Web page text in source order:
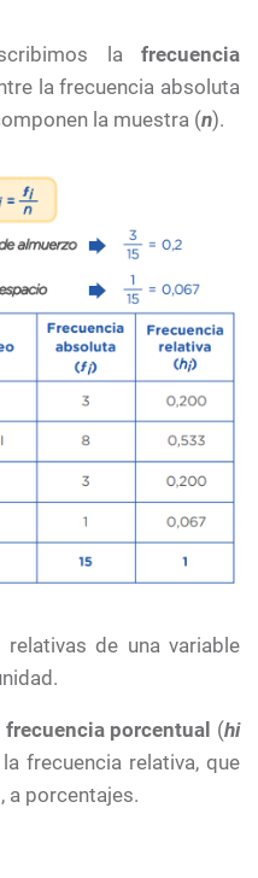
la frecuencia
la frecuencia absoluta
la muestra (n).
de una variable
frecuencia porcentual (hi
frecuencia relativa, que
a porcentajes.